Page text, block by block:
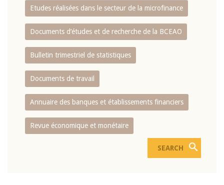
Etudes réalisées dans le secteur de la microfinance
Documents d’études et de recherche de la BCEAO
Bulletin trimestriel de statistiques
Documents de travail
Annuaire des banques et établissements financiers
Revue économique et monétaire